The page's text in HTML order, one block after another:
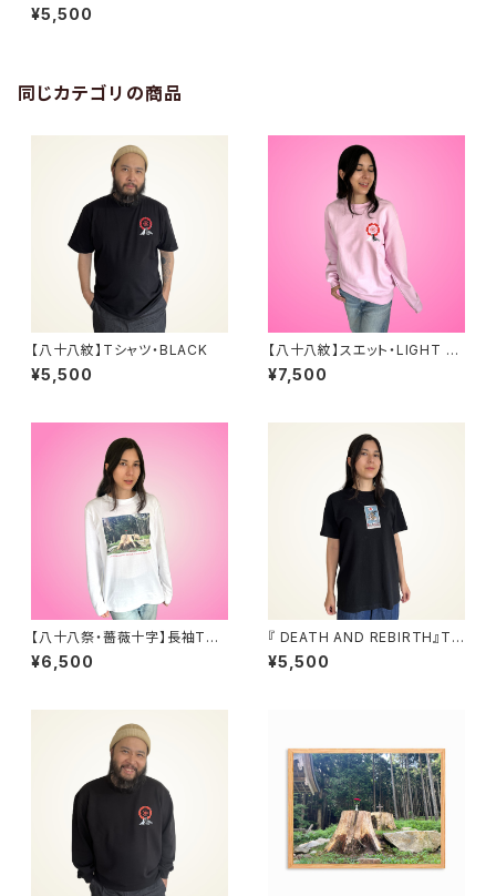
¥5,500
同じカテゴリの商品
【八十八紋】Tシャツ・BLACK
¥5,500
【八十八紋】スエット・LIGHT PI
NK
¥7,500
【八十八祭・薔薇十字】長袖Tシ
ャツ
¥6,500
『 DEATH AND REBIRTH』Tシ
ャツ
¥5,500